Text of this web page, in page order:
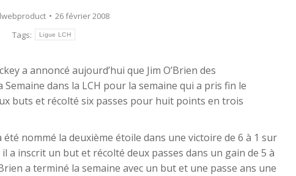
26 février 2008
Tags:
Ligue LCH
a annoncé aujourd’hui que Jim O’Brien des
dans la LCH pour la semaine qui a pris fin le
buts et récolté six passes pour huit points en trois
été nommé la deuxième étoile dans une victoire de 6 à 1 sur
a inscrit un but et récolté deux passes dans un gain de 5 à
a terminé la semaine avec un but et une passe ans une